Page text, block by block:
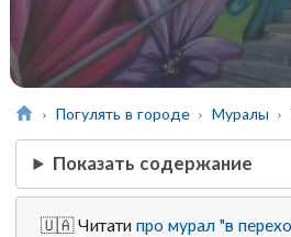
Погулять в городе Муралы
Показать содержание
🇺🇦 Читатипро мурал "в